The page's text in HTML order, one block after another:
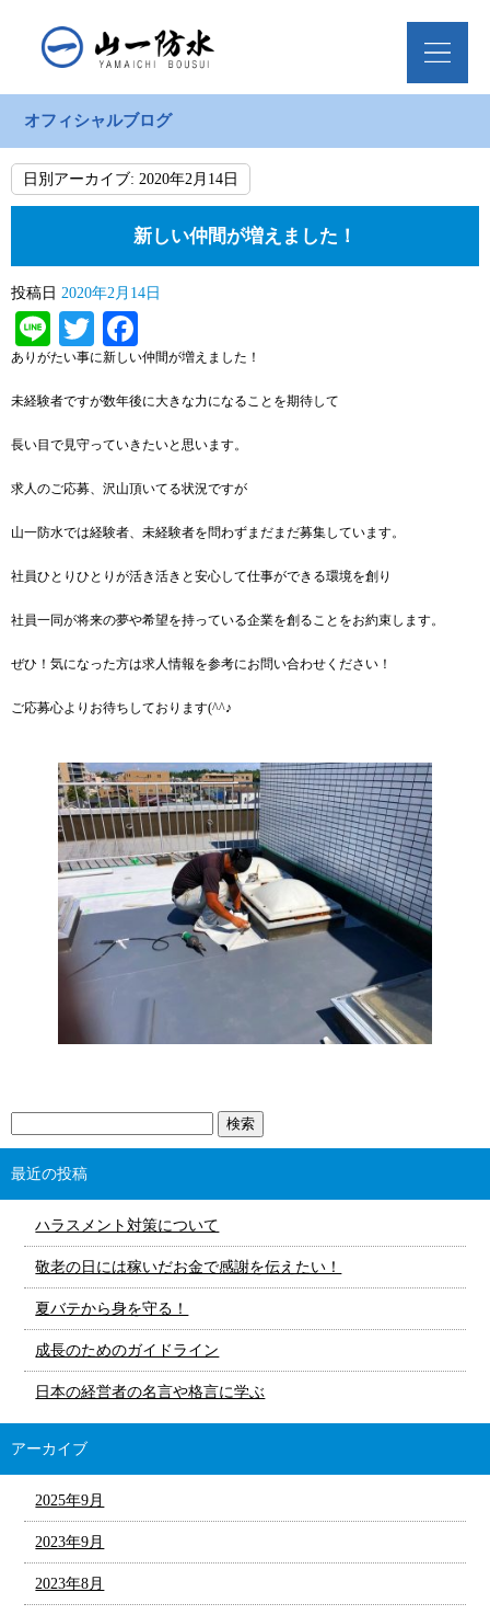
オフィシャルブログ
日別アーカイブ: 2020年2月14日
新しい仲間が増えました！
投稿日 2020年2月14日
LineTwitter
ありがたい事に新しい仲間が増えました！
未経験者ですが数年後に大きな力になることを期待して
長い目で見守っていきたいと思います。
求人のご応募、沢山頂いてる状況ですが
山一防水では経験者、未経験者を問わずまだまだ募集しています。
社員ひとりひとりが活き活きと安心して仕事ができる環境を創り
社員一同が将来の夢や希望を持っている企業を創ることをお約束します。
ぜひ！気になった方は求人情報を参考にお問い合わせください！
ご応募心よりお待ちしております(^^♪
最近の投稿
ハラスメント対策について
敬老の日には稼いだお金で感謝を伝えたい！
夏バテから身を守る！
成長のためのガイドライン
日本の経営者の名言や格言に学ぶ
アーカイブ
2025年9月
2023年9月
2023年8月